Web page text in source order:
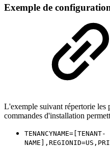
Exemple de
L'exemple suivant répertorie les
commandes d'installation
TENANCYNAME=[TENANT-